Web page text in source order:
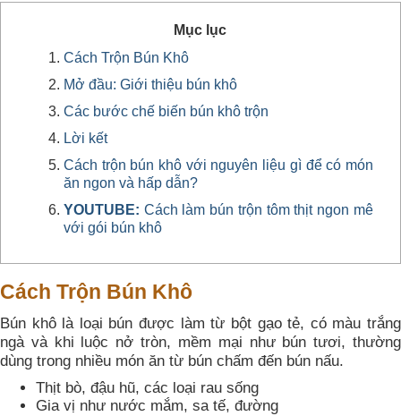
Mục lục
Cách Trộn Bún Khô
Mở đầu: Giới thiệu bún khô
Các bước chế biến bún khô trộn
Lời kết
Cách trộn bún khô với nguyên liệu gì để có món
ăn ngon và hấp dẫn?
YOUTUBE: Cách làm bún trộn tôm thịt ngon mê
với gói bún khô
Cách Trộn Bún Khô
Bún khô là loại bún được làm từ bột gạo tẻ, có màu trắng
ngà và khi luộc nở tròn, mềm mại như bún tươi, thường
dùng trong nhiều món ăn từ bún chấm đến bún nấu.
Thịt bò, đậu hũ, các loại rau sống
Gia vị như nước mắm, sa tế, đường